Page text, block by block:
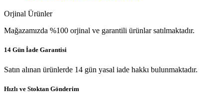
Orjinal Ürünler
Mağazamızda %100 orjinal ve garantili ürünlar satılmaktadır.
14 Gün İade Garantisi
Satın alınan ürünlerde 14 gün yasal iade hakkı bulunmaktadır.
Hızlı ve Stoktan Gönderim